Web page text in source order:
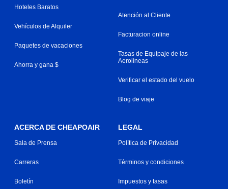
Hoteles Baratos
Vehículos de Alquiler
Paquetes de vacaciones
Ahorra y gana $
Atención al Cliente
Facturacion online
Tasas de Equipaje de las
Aerolíneas
Verificar el estado del vuelo
Blog de viaje
ACERCA DE CHEAPOAIR
Sala de Prensa
Carreras
Boletín
LEGAL
Política de Privacidad
Términos y condiciones
Impuestos y tasas